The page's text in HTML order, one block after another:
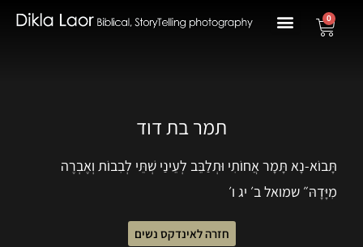
0
תמר בת דוד
תָּבוֹא-נָא תָּמָר אֲחוֹתִי וּתְלַבֵּב לְעֵינַי שְׁתֵּי לְבִבוֹת וְאֶבְרֶה
מִיָּדָהּ״ שמואל ב׳ יג ו׳
חזרה לאינדקס נשים